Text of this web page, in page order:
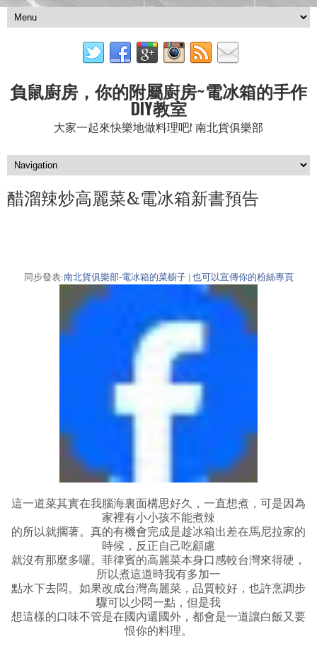
負鼠廚房，你的附屬廚房~電冰箱的手作
DIY教室
大家一起來快樂地做料理吧! 南北貨俱樂部
醋溜辣炒高麗菜&電冰箱新書預告
同步發表:南北貨俱樂部-電冰箱的菜櫥子 | 也可以宣傳你的粉絲專頁
這一道菜其實在我腦海裏面構思好久，一直想煮，可是因為
家裡有小小孩不能煮辣
的所以就擱著。真的有機會完成是趁冰箱出差在馬尼拉家的
時候，反正自己吃顧慮
就沒有那麼多囉。菲律賓的高麗菜本身口感較台灣來得硬，
所以煮這道時我有多加一
點水下去悶。如果改成台灣高麗菜，品質較好，也許烹調步
驟可以少悶一點，但是我
想這樣的口味不管是在國內還國外，都會是一道讓白飯又要
恨你的料理。